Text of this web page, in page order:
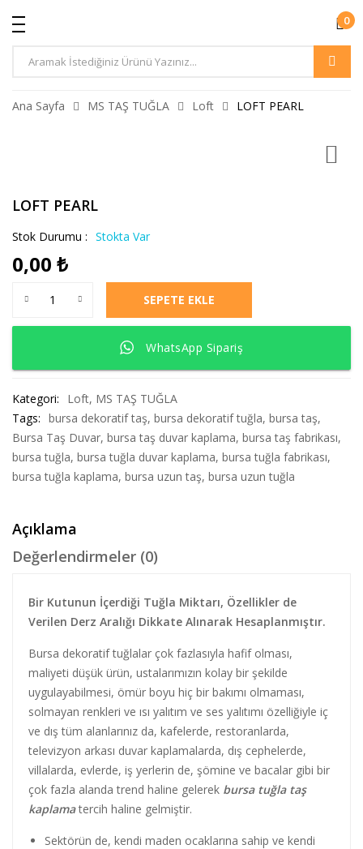
0
Ürün
Ana Sayfa MS TAŞ TUĞLA Loft LOFT PEARL
LOFT PEARL
Stok Durumu : Stokta Var
0,00 ₺
SEPETE EKLE
WhatsApp Sipariş
Kategori: Loft, MS TAŞ TUĞLA
Tags: bursa dekoratif taş, bursa dekoratif tuğla, bursa taş,
Bursa Taş Duvar, bursa taş duvar kaplama, bursa taş fabrikası,
bursa tuğla, bursa tuğla duvar kaplama, bursa tuğla fabrikası,
bursa tuğla kaplama, bursa uzun taş, bursa uzun tuğla
Açıklama
Değerlendirmeler (0)
Bir Kutunun İçerdiği Tuğla Miktarı, Özellikler de
Verilen Derz Aralığı Dikkate Alınarak Hesaplanmıştır.
Bursa dekoratif tuğlalar çok fazlasıyla hafif olması,
maliyeti düşük ürün, ustalarımızın kolay bir şekilde
uygulayabilmesi, ömür boyu hiç bir bakımı olmaması,
solmayan renkleri ve ısı yalıtım ve ses yalıtımı özelliğiyle iç
ve dış tüm alanlarınız da, kafelerde, restoranlarda,
televizyon arkası duvar kaplamalarda, dış cephelerde,
villalarda, evlerde, iş yerlerin de, şömine ve bacalar gibi bir
çok fazla alanda trend haline gelerek bursa tuğla taş
kaplamatercih haline gelmiştir.
Sektörün de, kendi maden ocaklarına sahip ve kendi